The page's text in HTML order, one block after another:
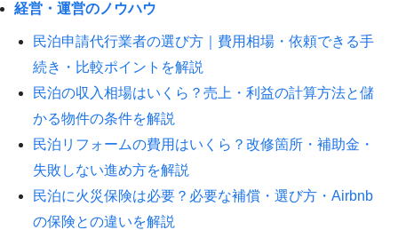
経営・運営のノウハウ
民泊申請代行業者の選び方｜費用相場・依頼できる手
続き・比較ポイントを解説
民泊の収入相場はいくら？売上・利益の計算方法と儲
かる物件の条件を解説
民泊リフォームの費用はいくら？改修箇所・補助金・
失敗しない進め方を解説
民泊に火災保険は必要？必要な補償・選び方・Airbnb
の保険との違いを解説